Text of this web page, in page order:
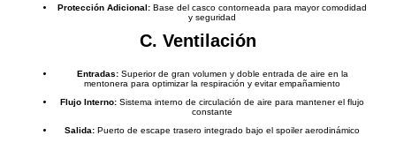
Protección Adicional: Base del casco contorneada para mayor comodidad
y seguridad
C. Ventilación
Entradas:Superior de gran volumen y doble entrada de aire en la
mentonera para optimizar la respiración y evitar empañamiento
Flujo Interno: Sistema interno de circulación de aire para mantener el flujo
constante
Salida: Puerto de escape trasero integrado bajo el spoiler aerodinámico